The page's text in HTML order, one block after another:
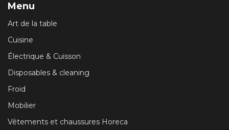
Menu
Art de la table
Cuisine
Électrique & Cuisson
Disposables & cleaning
Froid
Mobilier
Vêtements et chaussures Horeca